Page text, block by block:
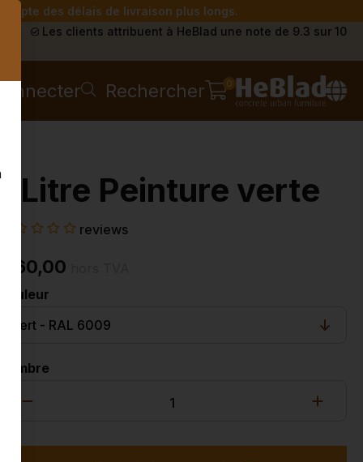
des délais de livraison plus longs.
Les clients attribuent à HeBlad une note de 9.3 sur 10
Rechercher 0
Litre Peinture verte
reviews
60,00